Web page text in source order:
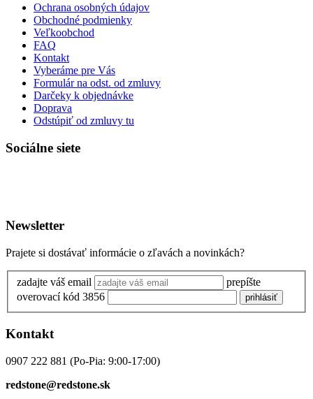
Ochrana osobných údajov
Obchodné podmienky
Veľkoobchod
FAQ
Kontakt
Vyberáme pre Vás
Formulár na odst. od zmluvy
Darčeky k objednávke
Doprava
Odstúpiť od zmluvy tu
Sociálne siete
Newsletter
Prajete si dostávať informácie o zľavách a novinkách?
zadajte váš email
prepíšte
overovací kód 3856
prihlásiť
Kontakt
0907 222 881 (Po-Pia: 9:00-17:00)
redstone@redstone.sk